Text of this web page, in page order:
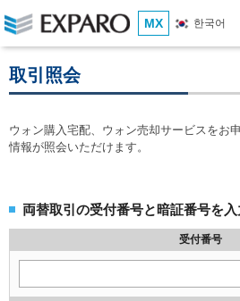
MX 한국어
取引照会
ウォン購入宅配、ウォン売却サービスをお
情報が照会いただけます。
両替取引の受付番号と暗証番号を入
受付番号